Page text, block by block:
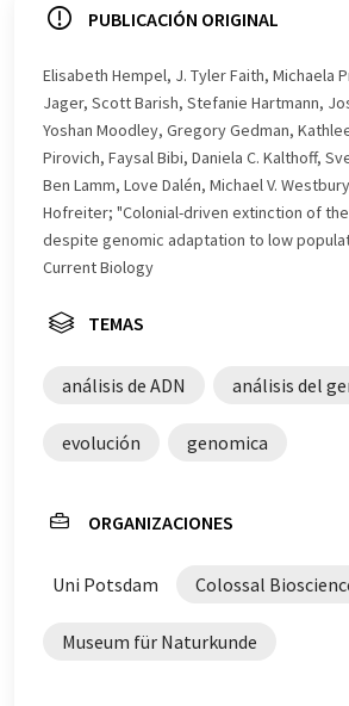
ofrece estas traducciones automáticas
este artículo ha sido traducido con
automática, es posible que contenga
vocabulario, sintaxis o gramática. El
Inglés se puede encontraraquí .
PUBLICACIÓN ORIGINAL
Elisabeth Hempel, J. Tyler Faith, Michaela
Jager, Scott Barish, Stefanie Hartmann,
Yoshan Moodley, Gregory Gedman,
Pirovich, Faysal Bibi, Daniela C. Kalthoff,
Ben Lamm, Love Dalén, Michael V.
Hofreiter; "Colonial-driven extinction of
despite genomic adaptation to low
Current Biology
TEMAS
análisis de ADN análisis del
evolución genomica
ORGANIZACIONES
Uni Potsdam Colossal
Museum für Naturkunde